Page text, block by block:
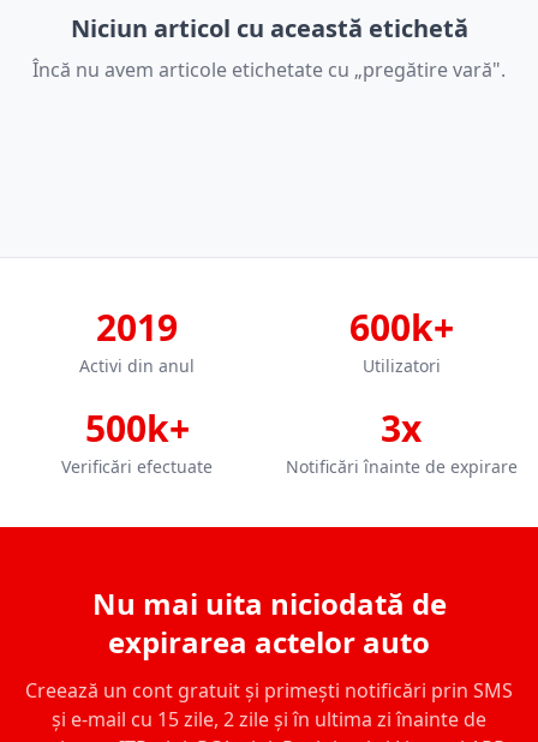
Niciun articol cu această etichetă
Încă nu avem articole etichetate cu „pregătire vară".
2019
Activi din anul
600k+
Utilizatori
500k+
Verificări efectuate
3x
Notificări înainte de expirare
Nu mai uita niciodată de
expirarea actelor auto
Creează un cont gratuit și primești notificări prin SMS
și e-mail cu 15 zile, 2 zile și în ultima zi înainte de